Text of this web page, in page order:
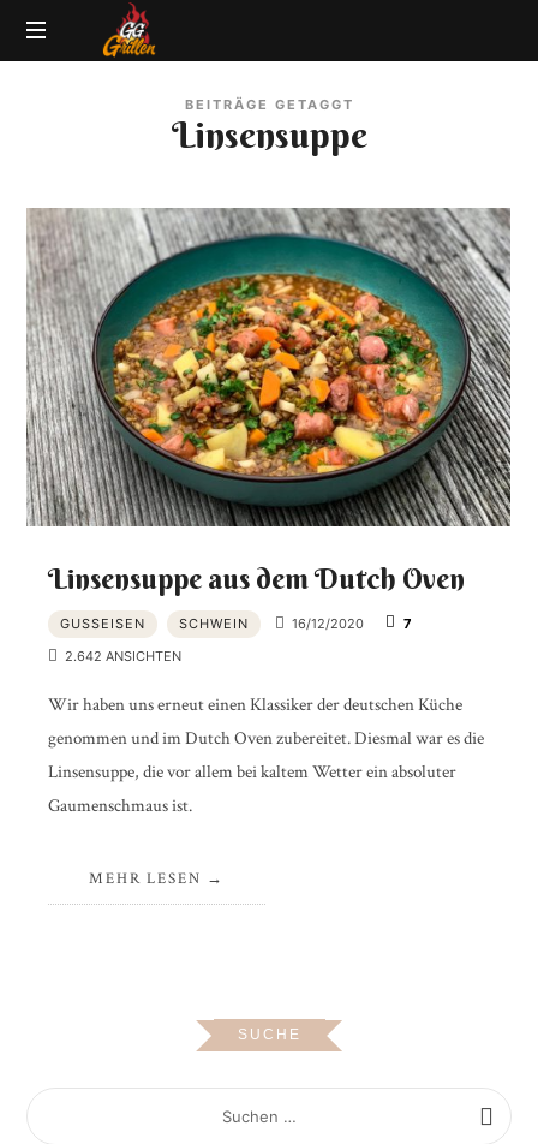
GG-
|
BBQ
Lexikon
BEITRÄGE GETAGGT
Linsensuppe
Linsensuppe aus dem Dutch Oven
GUSSEISEN SCHWEIN 16/12/2020
7
2.642 ANSICHTEN
Wir haben uns erneut einen Klassiker der deutschen Küche
genommen und im Dutch Oven zubereitet. Diesmal war es die
Linsensuppe, die vor allem bei kaltem Wetter ein absoluter
Gaumenschmaus ist.
MEHR LESEN
SUCHE
SUCHEN